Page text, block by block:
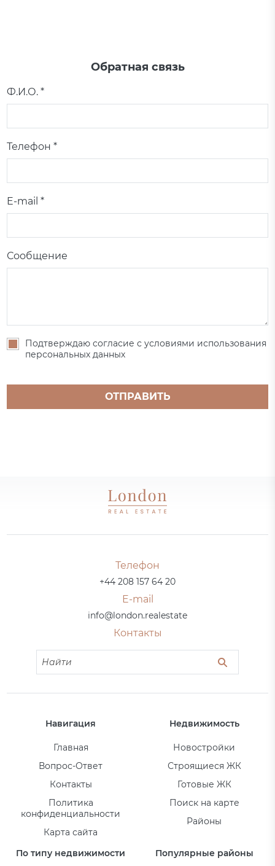
Обратная связь
Ф.И.О. *
Телефон *
E-mail *
Сообщение
Подтверждаю согласие с условиями использования
персональных данных
ОТПРАВИТЬ
Телефон
+44 208 157 64 20
E-mail
info@london.realestate
Контакты
Навигация
Главная
Вопрос-Ответ
Контакты
Политика
конфиденциальности
Карта сайта
Недвижимость
Новостройки
Строящиеся ЖК
Готовые ЖК
Поиск на карте
Районы
По типу недвижимости Популярные районы